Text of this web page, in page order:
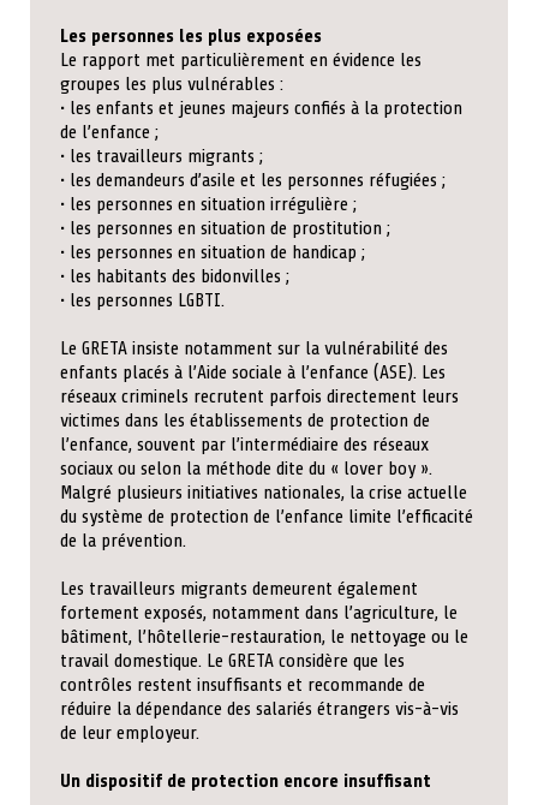
Les personnes les plus exposées
Le rapport met particulièrement en évidence les
groupes les plus vulnérables :
• les enfants et jeunes majeurs confiés à la protection
de l’enfance ;
• les travailleurs migrants ;
• les demandeurs d’asile et les personnes réfugiées ;
• les personnes en situation irrégulière ;
• les personnes en situation de prostitution ;
• les personnes en situation de handicap ;
• les habitants des bidonvilles ;
• les personnes LGBTI.
Le GRETA insiste notamment sur la vulnérabilité des
enfants placés à l’Aide sociale à l’enfance (ASE). Les
réseaux criminels recrutent parfois directement leurs
victimes dans les établissements de protection de
l’enfance, souvent par l’intermédiaire des réseaux
sociaux ou selon la méthode dite du « lover boy ».
Malgré plusieurs initiatives nationales, la crise actuelle
du système de protection de l’enfance limite l’efficacité
de la prévention.
Les travailleurs migrants demeurent également
fortement exposés, notamment dans l’agriculture, le
bâtiment, l’hôtellerie-restauration, le nettoyage ou le
travail domestique. Le GRETA considère que les
contrôles restent insuffisants et recommande de
réduire la dépendance des salariés étrangers vis-à-vis
de leur employeur.
Un dispositif de protection encore insuffisant